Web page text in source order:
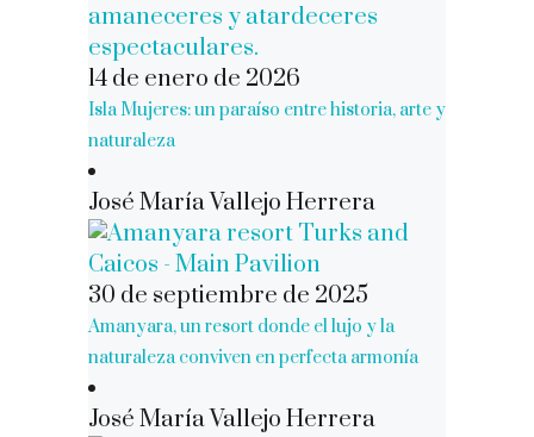
14 de enero de 2026
Isla Mujeres: un paraíso entre historia, arte y
naturaleza
José María Vallejo Herrera
30 de septiembre de 2025
Amanyara, un resort donde el lujo y la
naturaleza conviven en perfecta armonía
José María Vallejo Herrera